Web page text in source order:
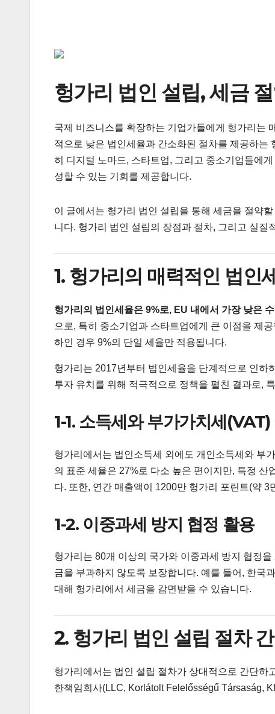
헝가리 법인 설립, 세금
국제 비즈니스를 확장하는 기업가들에게 헝가리는
적으로 낮은 법인세율과 간소화된 절차를 제공하
히 디지털 노마드, 스타트업, 그리고 중소기업들에
성할 수 있는 기회를 제공합니다.
이 글에서는 헝가리 법인 설립을 통해 세금을 절약
니다. 헝가리 법인 설립의 장점과 절차, 그리고 실질
1. 헝가리의 매력적인 법인
헝가리의 법인세율은 9%로, EU 내에서 가장 낮은
으로, 특히 중소기업과 스타트업에게 큰 이점을 제
하인 경우 9%의 단일 세율만 적용됩니다.
헝가리는 2017년부터 법인세율을 단계적으로 인하
투자 유치를 위해 적극적으로 정책을 펼친 결과로,
1-1. 소득세와 부가가치세
헝가리에서는 법인소득세 외에도 개인소득세와 부
의 표준 세율은 27%로 다소 높은 편이지만, 특정 산
다. 또한, 연간 매출액이 1200만 헝가리 포린트(약
1-2. 이중과세 방지 협정 활용
헝가리는 80개 이상의 국가와 이중과세 방지 협정
금을 부과하지 않도록 보장합니다. 예를 들어, 한국
대해 헝가리에서 세금을 감면받을 수 있습니다.
2. 헝가리 법인 설립 절차
헝가리에서는 법인 설립 절차가 상대적으로 간단하
한책임회사(LLC, Korlátolt Felelősségű Társaság,